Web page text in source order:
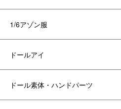
1/6アゾン服
ドールアイ
ドール素体・ハンドパーツ